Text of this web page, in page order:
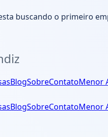
buscando o primeiro
BlogSobreContatoMenor
BlogSobreContatoMenor